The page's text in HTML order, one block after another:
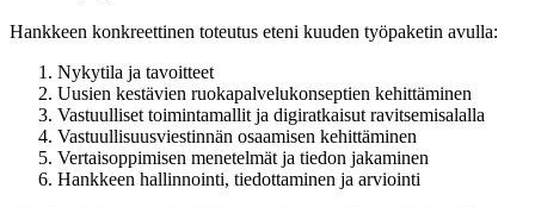
Hankkeen konkreettinen toteutus eteni kuuden työpaketin avulla:
Nykytila ja tavoitteet
Uusien kestävien ruokapalvelukonseptien kehittäminen
Vastuulliset toimintamallit ja digiratkaisut ravitsemisalalla
Vastuullisuusviestinnän osaamisen kehittäminen
Vertaisoppimisen menetelmät ja tiedon jakaminen
Hankkeen hallinnointi, tiedottaminen ja arviointi